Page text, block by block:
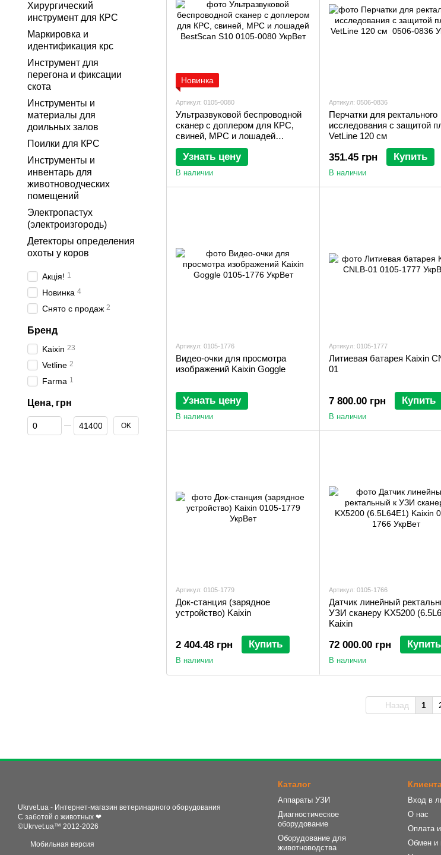
Новинка
Артикул: 0105-0080
Ультразвуковой беспроводной
сканер с доплером для КРС,
свиней, МРС и лошадей
BestScan S10
Узнать цену
В наличии
Артикул: 0506-0836
Перчатки для ректального
исследования с защитой
VetLine 120 см
351.45 грн Купить
В наличии
Артикул: 0105-1776
Видео-очки для просмотра
изображений Kaixin Goggle
Узнать цену
В наличии
Артикул: 0105-1777
Литиевая батарея Kaixin
01
7 800.00 грн Купить
В наличии
Артикул: 0105-1779
Док-станция (зарядное
устройство) Kaixin
2 404.48 грн Купить
В наличии
Артикул: 0105-1766
Датчик линейный
УЗИ сканеру KX5200
Kaixin
72 000.00 грн Купить
В наличии
Назад 1
Хирургический
инструмент для КРС
Маркировка и
идентификация крс
Инструмент для
перегона и фиксации
скота
Инструменты и
материалы для
доильных залов
Поилки для КРС
Инструменты и
инвентарь для
животноводческих
помещений
Электропастух
(электроизгородь)
Детекторы определения
охоты у коров
Акція! 1
Новинка 4
Снято с продаж 2
Бренд
Kaixin 23
Vetline 2
Farma 1
Цена, грн
От Цена, грн
До Цена, грн OK
Ukrvet.ua - Интернет-магазин ветеринарного оборудования
С заботой о животных ❤
©Ukrvet.ua™ 2012-2026
Мобильная версия
Каталог
Аппараты УЗИ
Диагностическое
оборудование
Оборудование для
животноводства
Вход в
О нас
Оплата
Обмен и